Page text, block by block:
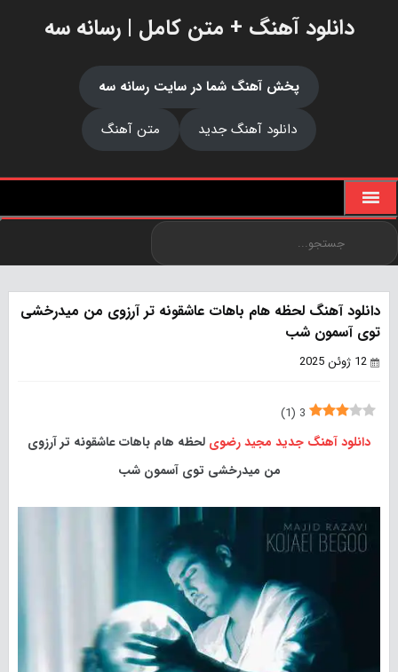
دانلود آهنگ + متن کامل | رسانه سه
پخش آهنگ شما در سایت رسانه سه
دانلود آهنگ جدید
متن آهنگ
دانلود آهنگ لحظه هام باهات عاشقونه تر آرزوی من میدرخشی
توی آسمون شب
12 ژوئن 2025
3
(
1
)
دانلود آهنگ جدید مجید رضوی لحظه هام باهات عاشقونه تر آرزوی
من میدرخشی توی آسمون شب